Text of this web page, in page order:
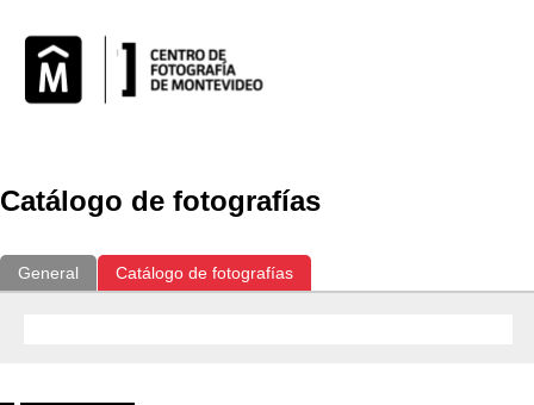
Catálogo de fotografías
General Catálogo de fotografías